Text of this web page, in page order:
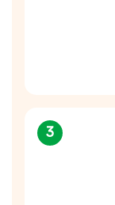
3